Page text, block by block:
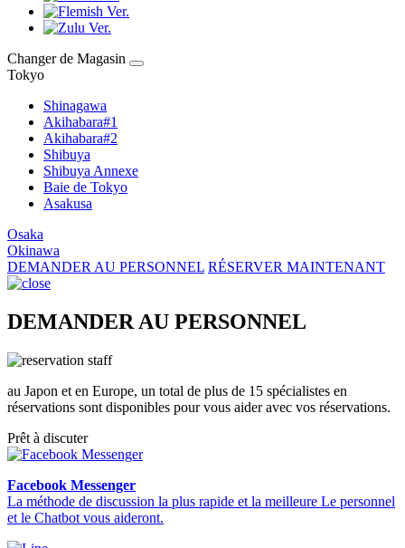
Changer de Magasin
Tokyo
Shinagawa
Akihabara#1
Akihabara#2
Shibuya
Shibuya Annexe
Baie de Tokyo
Asakusa
Osaka
Okinawa
DEMANDER AU PERSONNEL RÉSERVER MAINTENANT
DEMANDER AU PERSONNEL
au Japon et en Europe, un total de plus de 15 spécialistes en
réservations sont disponibles pour vous aider avec vos réservations.
Prêt à discuter
Facebook Messenger
La méthode de discussion la plus rapide et la meilleure Le personnel
et le Chatbot vous aideront.